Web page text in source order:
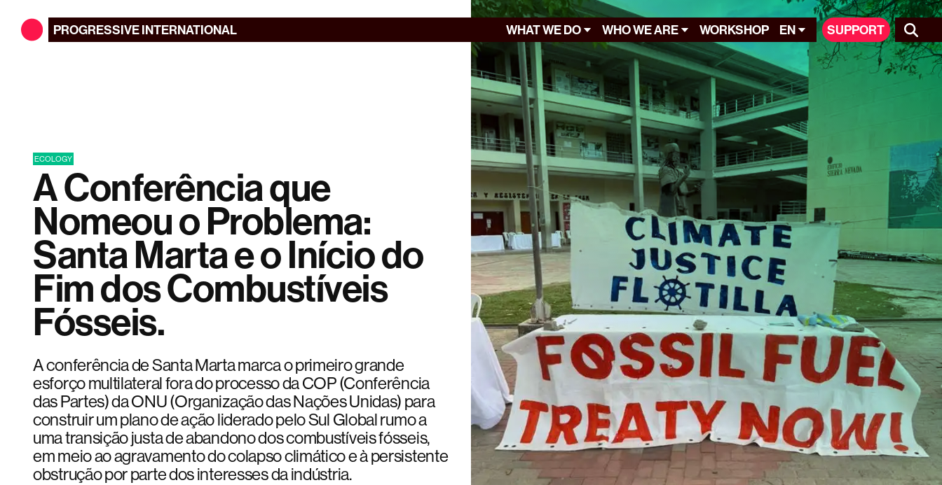
PROGRESSIVEINTERNATIONAL WHAT WE DO WHO WE ARE WORKSHOP EN SUPPORT
ECOLOGY
A Conferência que
Nomeou o Problema:
Santa Marta e o Início do
Fim dos Combustíveis
Fósseis.
A conferência de Santa Marta marca o primeiro grande
esforço multilateral fora do processo da COP (Conferência
das Partes) da ONU (Organização das Nações Unidas) para
construir um plano de ação liderado pelo Sul Global rumo a
uma transição justa de abandono dos combustíveis fósseis,
em meio ao agravamento do colapso climático e à persistente
obstrução por parte dos interesses da indústria.